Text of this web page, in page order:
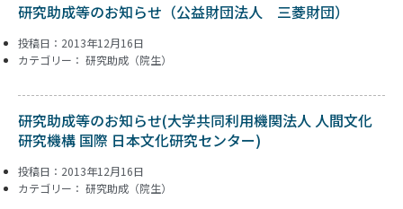
研究助成等のお知らせ（公益財団法人 三菱財団）
投稿日：2013年12月16日
カテゴリー： 研究助成（院生）
研究助成等のお知らせ(大学共同利用機関法人 人間文化
研究機構 国際 日本文化研究センター)
投稿日：2013年12月16日
カテゴリー： 研究助成（院生）